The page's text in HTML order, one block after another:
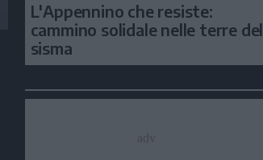
L'Appennino che resiste:
cammino solidale nelle terre del
sisma